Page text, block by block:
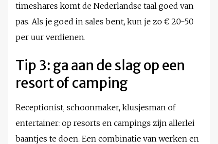
timeshares komt de Nederlandse taal goed van
pas. Als je goed in sales bent, kun je zo € 20-50
per uur verdienen.
Tip 3: ga aan de slag op een
resort of camping
Receptionist, schoonmaker, klusjesman of
entertainer: op resorts en campings zijn allerlei
baantjes te doen. Een combinatie van werken en